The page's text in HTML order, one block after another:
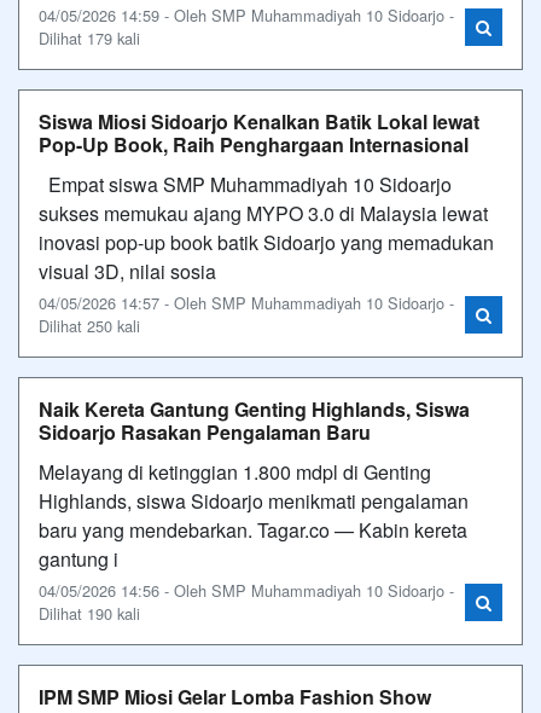
04/05/2026 14:59 - Oleh SMP Muhammadiyah 10 Sidoarjo -
Dilihat 179 kali
Siswa Miosi Sidoarjo Kenalkan Batik Lokal lewat
Pop-Up Book, Raih Penghargaan Internasional
Empat siswa SMP Muhammadiyah 10 Sidoarjo
sukses memukau ajang MYPO 3.0 di Malaysia lewat
inovasi pop-up book batik Sidoarjo yang memadukan
visual 3D, nilai sosia
04/05/2026 14:57 - Oleh SMP Muhammadiyah 10 Sidoarjo -
Dilihat 250 kali
Naik Kereta Gantung Genting Highlands, Siswa
Sidoarjo Rasakan Pengalaman Baru
Melayang di ketinggian 1.800 mdpl di Genting
Highlands, siswa Sidoarjo menikmati pengalaman
baru yang mendebarkan. Tagar.co — Kabin kereta
gantung i
04/05/2026 14:56 - Oleh SMP Muhammadiyah 10 Sidoarjo -
Dilihat 190 kali
IPM SMP Miosi Gelar Lomba Fashion Show